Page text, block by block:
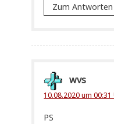
Zum
wvs
10.08.2020 um 00:31
PS